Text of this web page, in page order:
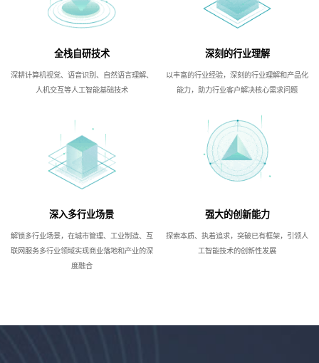
全栈自研技术
深耕计算机视觉、语音识别、自然语言理解、
人机交互等人工智能基础技术
深刻的行业理解
以丰富的行业经验，深刻的行业理解和产品化
能力，助力行业客户解决核心需求问题
深入多行业场景
解锁多行业场景，在城市管理、工业制造、互
联网服务多行业领域实现商业落地和产业的深
度融合
强大的创新能力
探索本质、执着追求，突破已有框架，引领人
工智能技术的创新性发展